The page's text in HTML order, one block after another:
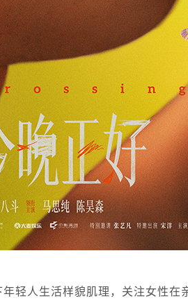
轻人生活样貌肌理，关注女性